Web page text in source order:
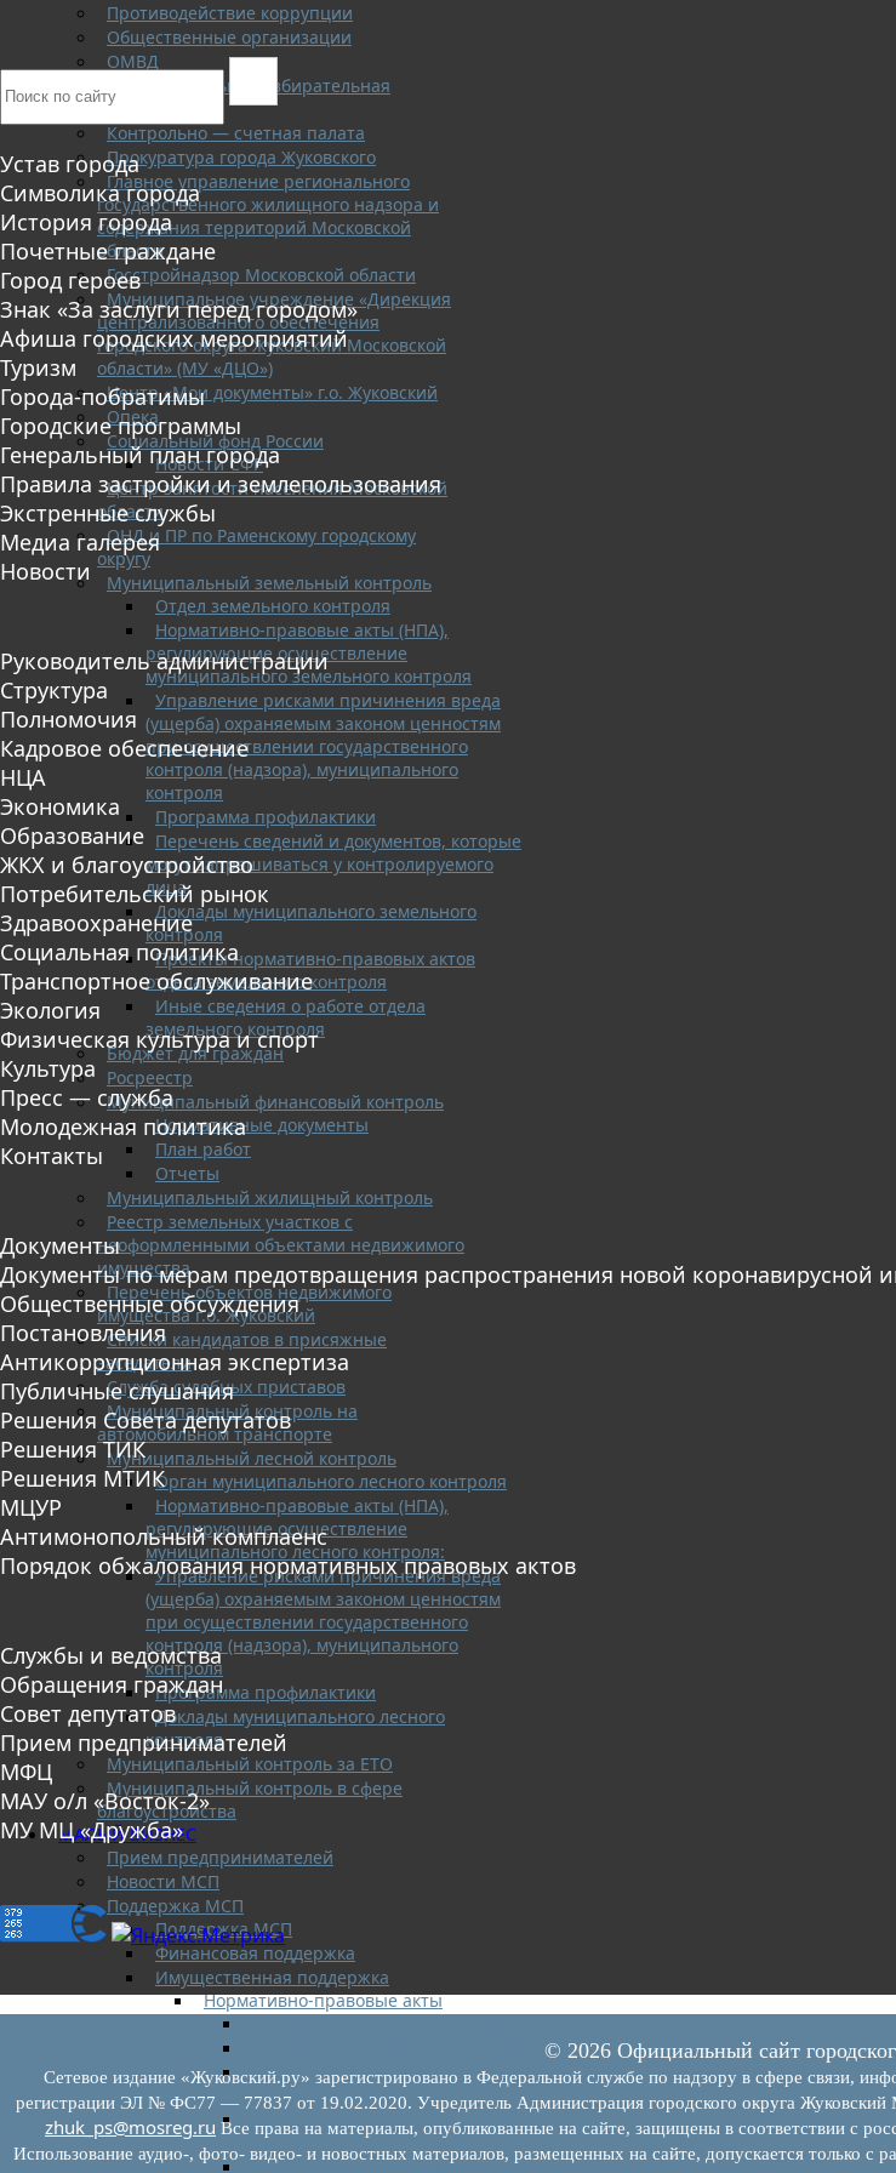
Противодействие коррупции
Общественные организации
ОМВД
Территориальная избирательная
комиссия
Контрольно — счетная палата
Прокуратура города Жуковского
Главное управление регионального
государственного жилищного надзора и
содержания территорий Московской
области
Госстройнадзор Московской области
Муниципальное учреждение «Дирекция
централизованного обеспечения
городского округа Жуковский Московской
области» (МУ «ДЦО»)
Центр «Мои документы» г.о. Жуковский
Опека
Социальный фонд России
Новости СФР
Центр занятости населения Московской
области
ОНД и ПР по Раменскому городскому
округу
Муниципальный земельный контроль
Отдел земельного контроля
Нормативно-правовые акты (НПА),
регулирующие осуществление
муниципального земельного контроля
Управление рисками причинения вреда
(ущерба) охраняемым законом ценностям
при осуществлении государственного
контроля (надзора), муниципального
контроля
Программа профилактики
Перечень сведений и документов, которые
могут запрашиваться у контролируемого
лица
Доклады муниципального земельного
контроля
Проекты нормативно-правовых актов
отдела земельного контроля
Иные сведения о работе отдела
земельного контроля
Бюджет для граждан
Росреестр
Муниципальный финансовый контроль
Нормативные документы
План работ
Отчеты
Муниципальный жилищный контроль
Реестр земельных участков с
неоформленными объектами недвижимого
имущества
Перечень объектов недвижимого
имущества г.о. Жуковский
Списки кандидатов в присяжные
заседатели
Служба судебных приставов
Муниципальный контроль на
автомобильном транспорте
Муниципальный лесной контроль
Орган муниципального лесного контроля
Нормативно-правовые акты (НПА),
регулирующие осуществление
муниципального лесного контроля:
Управление рисками причинения вреда
(ущерба) охраняемым законом ценностям
при осуществлении государственного
контроля (надзора), муниципального
контроля
Программа профилактики
Доклады муниципального лесного
контроля
Муниципальный контроль за ЕТО
Муниципальный контроль в сфере
благоустройства
МАЛЫЙ БИЗНЕС
Прием предпринимателей
Новости МСП
Поддержка МСП
Поддержка МСП
Финансовая поддержка
Имущественная поддержка
Нормативно-правовые акты
Порядок формирования и ведения
перечней
Порядок предоставления имущества из
перечней
Нормативные правовые акты по
Устав города
Символика города
История города
Почетные граждане
Город героев
Знак «За заслуги перед городом»
Афиша городских мероприятий
Туризм
Города-побратимы
Городские программы
Генеральный план города
Правила застройки и землепользования
Экстренные службы
Медиа галерея
Новости
Руководитель администрации
Структура
Полномочия
Кадровое обеспечение
НЦА
Экономика
Образование
ЖКХ и благоустройство
Потребительский рынок
Здравоохранение
Социальная политика
Транспортное обслуживание
Экология
Физическая культура и спорт
Культура
Пресс — служба
Молодежная политика
Контакты
Документы
Документы по мерам предотвращения распространения новой коронавирусной
Общественные обсуждения
Постановления
Антикоррупционная экспертиза
Публичные слушания
Решения Совета депутатов
Решения ТИК
Решения МТИК
МЦУР
Антимонопольный комплаенс
Порядок обжалования нормативных правовых актов
Службы и ведомства
Обращения граждан
Совет депутатов
Прием предпринимателей
МФЦ
МАУ о/л «Восток-2»
МУ МЦ «Дружба»
© 2026 Официальный сайт
Сетевое издание «Жуковский.ру» зарегистрировано в Федеральной службе по надзору в сфере связи,
регистрации ЭЛ № ФС77 — 77837 от 19.02.2020. Учредитель Администрация городского округа
zhuk_ps@mosreg.ru Все права на материалы, опубликованные на сайте, защищены в соответствии с
Использование аудио-, фото- видео- и новостных материалов, размещенных на сайте, допускается только с